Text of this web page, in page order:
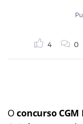
4 0
Oconcurso